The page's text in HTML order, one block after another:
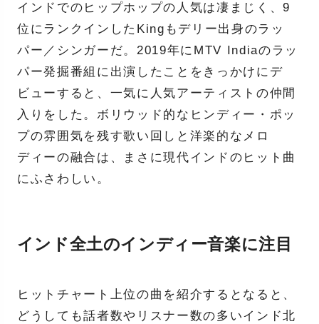
インドでのヒップホップの人気は凄まじく、9
位にランクインしたKingもデリー出身のラッ
パー／シンガーだ。2019年にMTV Indiaのラッ
パー発掘番組に出演したことをきっかけにデ
ビューすると、一気に人気アーティストの仲間
入りをした。ボリウッド的なヒンディー・ポッ
プの雰囲気を残す歌い回しと洋楽的なメロ
ディーの融合は、まさに現代インドのヒット曲
にふさわしい。
インド全土のインディー音楽に注目
ヒットチャート上位の曲を紹介するとなると、
どうしても話者数やリスナー数の多いインド北